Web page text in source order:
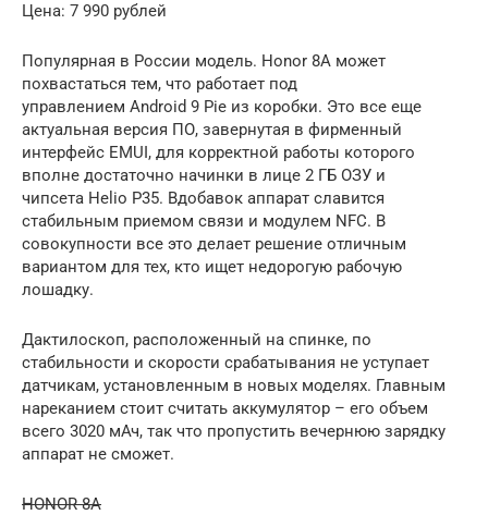
Цена: 7 990 рублей
Популярная в России модель. Honor 8A может
похвастаться тем, что работает под
управлением Android 9 Pie из коробки. Это все еще
актуальная версия ПО, завернутая в фирменный
интерфейс EMUI, для корректной работы которого
вполне достаточно начинки в лице 2 ГБ ОЗУ и
чипсета Helio P35. Вдобавок аппарат славится
стабильным приемом связи и модулем NFC. В
совокупности все это делает решение отличным
вариантом для тех, кто ищет недорогую рабочую
лошадку.
Дактилоскоп, расположенный на спинке, по
стабильности и скорости срабатывания не уступает
датчикам, установленным в новых моделях. Главным
нареканием стоит считать аккумулятор – его объем
всего 3020 мАч, так что пропустить вечернюю зарядку
аппарат не сможет.
HONOR 8A